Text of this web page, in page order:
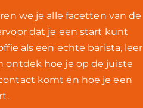
we je alle facetten van de
dat je een start kunt
als een echte barista, leer
ontdek hoe je op de juiste
komt én hoe je een